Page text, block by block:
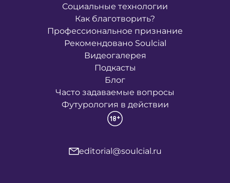
Социальные технологии
Как благотворить?
Профессиональное признание
Рекомендовано Soulcial
Видеогалерея
Подкасты
Блог
Часто задаваемые вопросы
Футурология в действии
editorial@soulcial.ru